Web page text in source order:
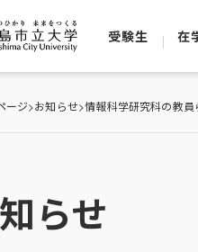
受験生 在
ージ>お知らせ>情報科学研究科の教
らせ